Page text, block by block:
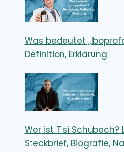
Was bedeutet
Definition, Erklärung
Wer ist Tisi Schubech?
Steckbrief, Biografie,